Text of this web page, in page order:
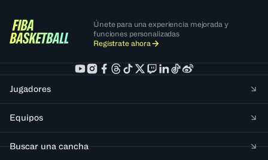
Únete para una experiencia mejorada y
funciones personalizadas
Regístrate ahora
Jugadores
Equipos
Buscar una cancha